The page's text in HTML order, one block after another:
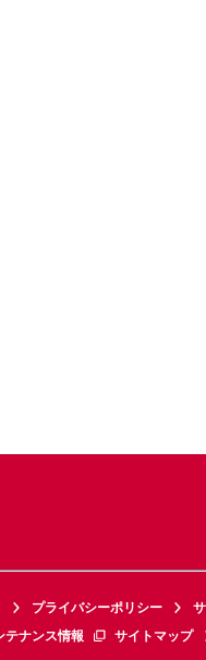
プライバシーポリシー
テナンス情報 サイトマップ